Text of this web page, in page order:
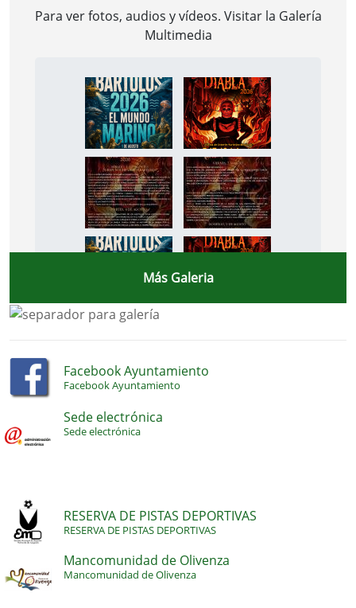
Para ver fotos, audios y vídeos. Visitar la Galería
Multimedia
Más Galeria
Facebook Ayuntamiento
Facebook Ayuntamiento
Sede electrónica
Sede electrónica
RESERVA DE PISTAS DEPORTIVAS
RESERVA DE PISTAS DEPORTIVAS
Mancomunidad de Olivenza
Mancomunidad de Olivenza